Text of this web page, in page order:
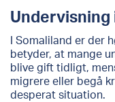
I Somaliland er der
betyder, at mange
blive gift tidligt,
migrere eller begå
desperat situation.